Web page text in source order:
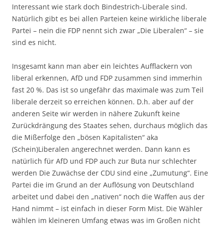
Interessant wie stark doch Bindestrich-Liberale sind.
Natürlich gibt es bei allen Parteien keine wirkliche liberale
Partei – nein die FDP nennt sich zwar „Die Liberalen“ – sie
sind es nicht.
Insgesamt kann man aber ein leichtes Aufflackern von
liberal erkennen, AfD und FDP zusammen sind immerhin
fast 20 %. Das ist so ungefähr das maximale was zum Teil
liberale derzeit so erreichen können. D.h. aber auf der
anderen Seite wir werden in nähere Zukunft keine
Zurückdrängung des Staates sehen, durchaus möglich das
die Mißerfolge den „bösen Kapitalisten“ aka
(Schein)Liberalen angerechnet werden. Dann kann es
natürlich für AfD und FDP auch zur Buta nur schlechter
werden Die Zuwächse der CDU sind eine „Zumutung“. Eine
Partei die im Grund an der Auflösung von Deutschland
arbeitet und dabei den „nativen“ noch die Waffen aus der
Hand nimmt – ist einfach in dieser Form Mist. Die Wähler
wählen im kleineren Umfang etwas was im Großen nicht